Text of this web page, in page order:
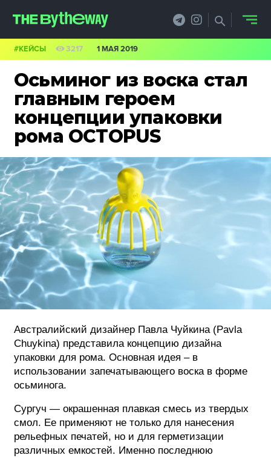
Осьминог из воска стал
главным героем
концепции упаковки
рома OCTOPUS
#КЕЙСЫ 3217 1 МАЯ 2019
Австралийский дизайнер Павла Чуйкина (Pavla
Chuykina) представила концепцию дизайна
упаковки для рома. Основная идея – в
использовании запечатывающего воска в форме
осьминога.
Сургуч — окрашенная плавкая смесь из твердых
смол. Ее применяют не только для нанесения
рельефных печатей, но и для герметизации
различных емкостей. Именно последнюю
PRO.ОБЗОР
КЕЙСЫ
КРЕАТИВА
БИЗНЕС И
ТЕХНОЛОГИИ
ФЕСТИВАЛИ
ФОТОГРАФИЯ
ИСТОРИИ БРЕНДОВ
О ПРОЕКТЕ
КОНТАКТЫ